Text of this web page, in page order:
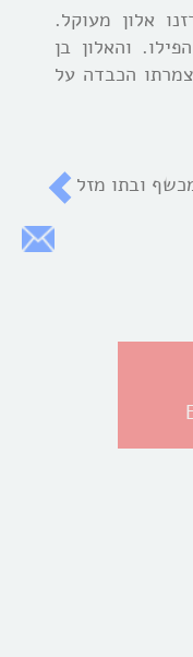
אלון מעוקל.
והאלון בן
הכבדה על
ובתו מזל